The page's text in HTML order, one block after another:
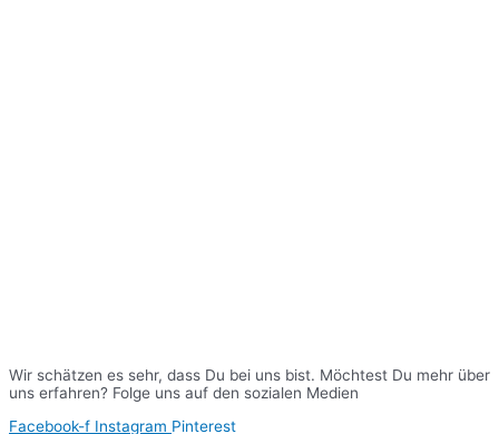
Wir schätzen es sehr, dass Du bei uns bist. Möchtest Du mehr über
uns erfahren? Folge uns auf den sozialen Medien
Facebook-f Instagram Pinterest